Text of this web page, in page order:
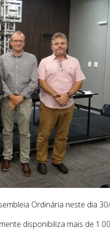
Ordinária neste dia
disponibiliza mais de